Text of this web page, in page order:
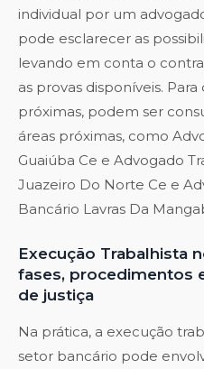
individual por um
pode esclarecer as
levando em conta o
as provas disponíveis.
próximas, podem ser
áreas próximas, como
Guaiúba Ce e Advogado
Juazeiro Do Norte Ce e
Bancário Lavras Da
Execução Trabalhista
fases, procedimentos
de justiça
Na prática, a execução
setor bancário pode